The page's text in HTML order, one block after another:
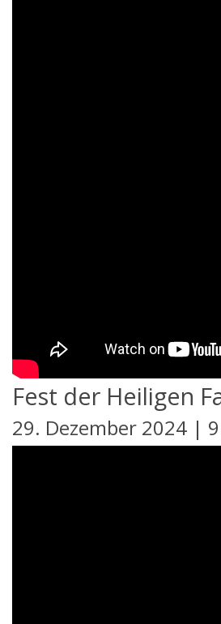
Fest der Heiligen
29. Dezember 2024 |